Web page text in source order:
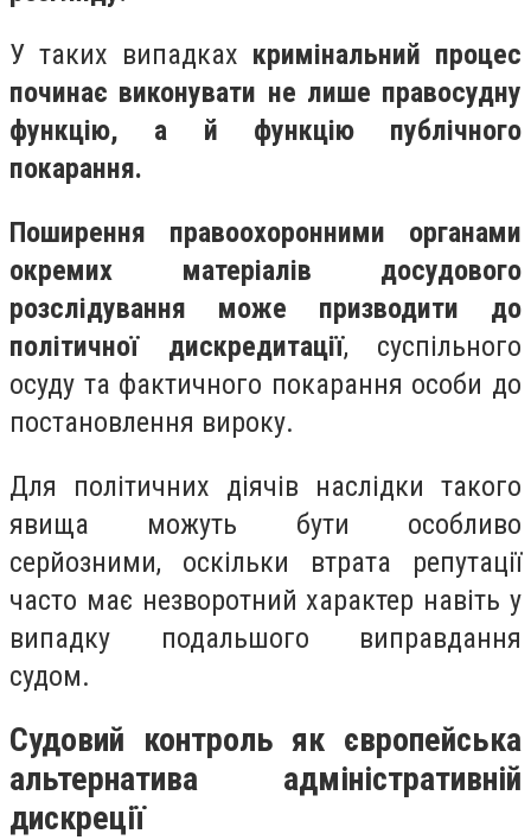
У таких випадках кримінальний процес
починає виконувати не лише правосудну
функцію, а й функцію публічного
покарання.
Поширення правоохоронними органами
окремих матеріалів досудового
розслідування може призводити до
політичної дискредитації, суспільного
осуду та фактичного покарання особи до
постановлення вироку.
Для політичних діячів наслідки такого
явища можуть бути особливо
серйозними, оскільки втрата репутації
часто має незворотний характер навіть у
випадку подальшого виправдання
судом.
Судовий контроль як європейська
альтернатива адміністративній
дискреції